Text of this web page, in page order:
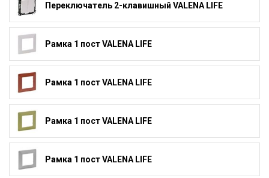
Переключатель 2-клавишный VALENA LIFE
Рамка 1 пост VALENA LIFE
Рамка 1 пост VALENA LIFE
Рамка 1 пост VALENA LIFE
Рамка 1 пост VALENA LIFE